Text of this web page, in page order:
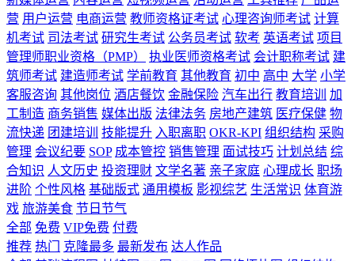
营 用户运营 电商运营 教师资格证考试 心理咨询师考试 计算
机考试 司法考试 研究生考试 公务员考试 软考 英语考试 项目
管理师职业资格（PMP）
执业医师资格考试 会计职称考试 建
筑师考试 建造师考试 学前教育 其他教育 初中 高中 大学 小学
客服咨询 其他岗位 酒店餐饮 金融保险 汽车出行 教育培训
加
工制造 商务销售 媒体出版 法律法务 房地产建筑 医疗保健 物
流快递 团建培训 技能提升 入职离职 OKR-KPI 组织结构 采购
管理 会议纪要 SOP 成本管控 销售管理 面试技巧 计划总结 综
合知识 人文历史 投资理财 文学名著 亲子家庭 心理成长 职场
进阶 个性风格 基础版式 通用模板 影视综艺 生活常识 体育游
戏 旅游美食 节日节气
全部 免费 VIP免费 付费
推荐 热门 克隆最多 最新发布 达人作品